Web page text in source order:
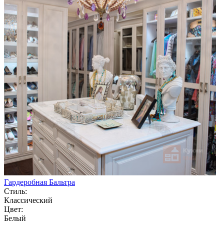
Гардеробная Бальтра
Стиль:
Классический
Цвет:
Белый